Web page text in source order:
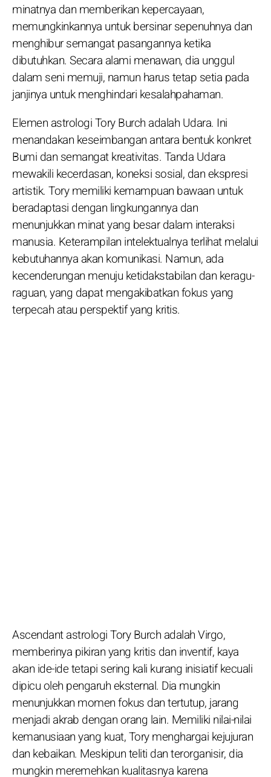
minatnya dan memberikan kepercayaan,
memungkinkannya untuk bersinar sepenuhnya dan
menghibur semangat pasangannya ketika
dibutuhkan. Secara alami menawan, dia unggul
dalam seni memuji, namun harus tetap setia pada
janjinya untuk menghindari kesalahpahaman.
Elemen astrologi Tory Burch adalah Udara. Ini
menandakan keseimbangan antara bentuk konkret
Bumi dan semangat kreativitas. Tanda Udara
mewakili kecerdasan, koneksi sosial, dan ekspresi
artistik. Tory memiliki kemampuan bawaan untuk
beradaptasi dengan lingkungannya dan
menunjukkan minat yang besar dalam interaksi
manusia. Keterampilan intelektualnya terlihat melalui
kebutuhannya akan komunikasi. Namun, ada
kecenderungan menuju ketidakstabilan dan keragu-
raguan, yang dapat mengakibatkan fokus yang
terpecah atau perspektif yang kritis.
Ascendant astrologi Tory Burch adalah Virgo,
memberinya pikiran yang kritis dan inventif, kaya
akan ide-ide tetapi sering kali kurang inisiatif kecuali
dipicu oleh pengaruh eksternal. Dia mungkin
menunjukkan momen fokus dan tertutup, jarang
menjadi akrab dengan orang lain. Memiliki nilai-nilai
kemanusiaan yang kuat, Tory menghargai kejujuran
dan kebaikan. Meskipun teliti dan terorganisir, dia
mungkin meremehkan kualitasnya karena